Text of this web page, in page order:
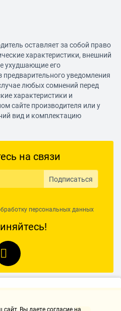
оставляет за собой право
характеристики, внешний
ухудшающие его
предварительного уведомления
любых сомнений перед
характеристики и
сайте производителя или у
вид и комплектацию
на связи
Подписаться
персональных данных
Вы даете согласие на